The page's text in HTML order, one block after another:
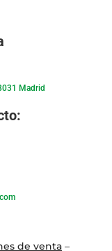
Madrid
de venta–